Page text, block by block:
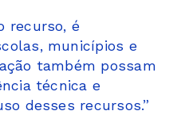
recurso, é
municípios e
também possam
técnica e
desses recursos.”